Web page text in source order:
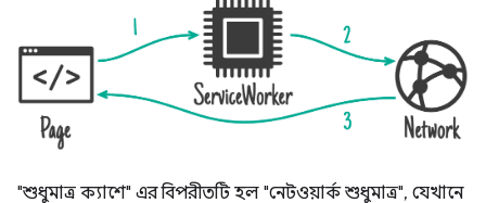
"শুধুমাত্র ক্যাশে" এর বিপরীতটি হল "নেটওয়ার্ক শুধুমাত্র", যেখানে